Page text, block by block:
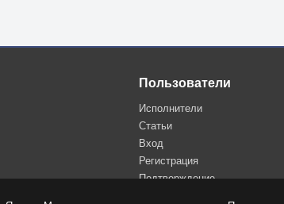
Пользователи
Исполнители
Статьи
Вход
Регистрация
Подтверждение